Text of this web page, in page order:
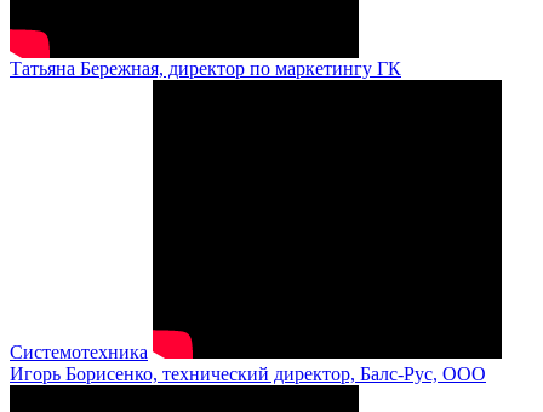
Татьяна Бережная, директор по маркетингу ГК
Системотехника
Игорь Борисенко, технический директор, Балс-Рус, ООО